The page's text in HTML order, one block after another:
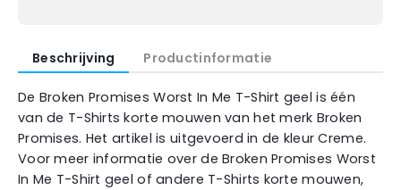
Beschrijving Productinformatie
De Broken Promises Worst In Me T-Shirt geel is één
van de T-Shirts korte mouwen van het merk Broken
Promises. Het artikel is uitgevoerd in de kleur Creme.
Voor meer informatie over de Broken Promises Worst
In Me T-Shirt geel of andere T-Shirts korte mouwen,